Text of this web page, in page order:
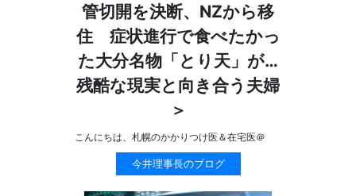
管切開を決断、NZから移
住 症状進行で食べたかっ
た大分名物「とり天」が…
残酷な現実と向き合う夫婦
＞
こんにちは、札幌のかかりつけ医＆在宅医＠
今井理事長のブログ